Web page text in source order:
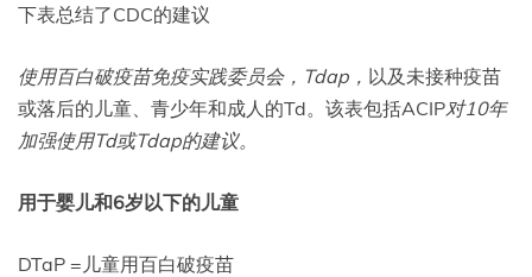
下表总结了CDC的建议
使用百白破疫苗免疫实践委员会，Tdap， 以及未接种疫苗
或落后的儿童、青少年和成人的Td。该表包括ACIP对10年
加强使用Td或Tdap的建议。
用于婴儿和6岁以下的儿童
DTaP =儿童用百白破疫苗